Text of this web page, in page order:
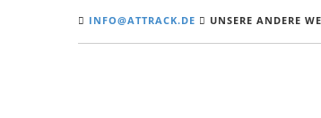
INFO@ATTRACK.DE UNSERE ANDERE
Motorrad_4_Räder